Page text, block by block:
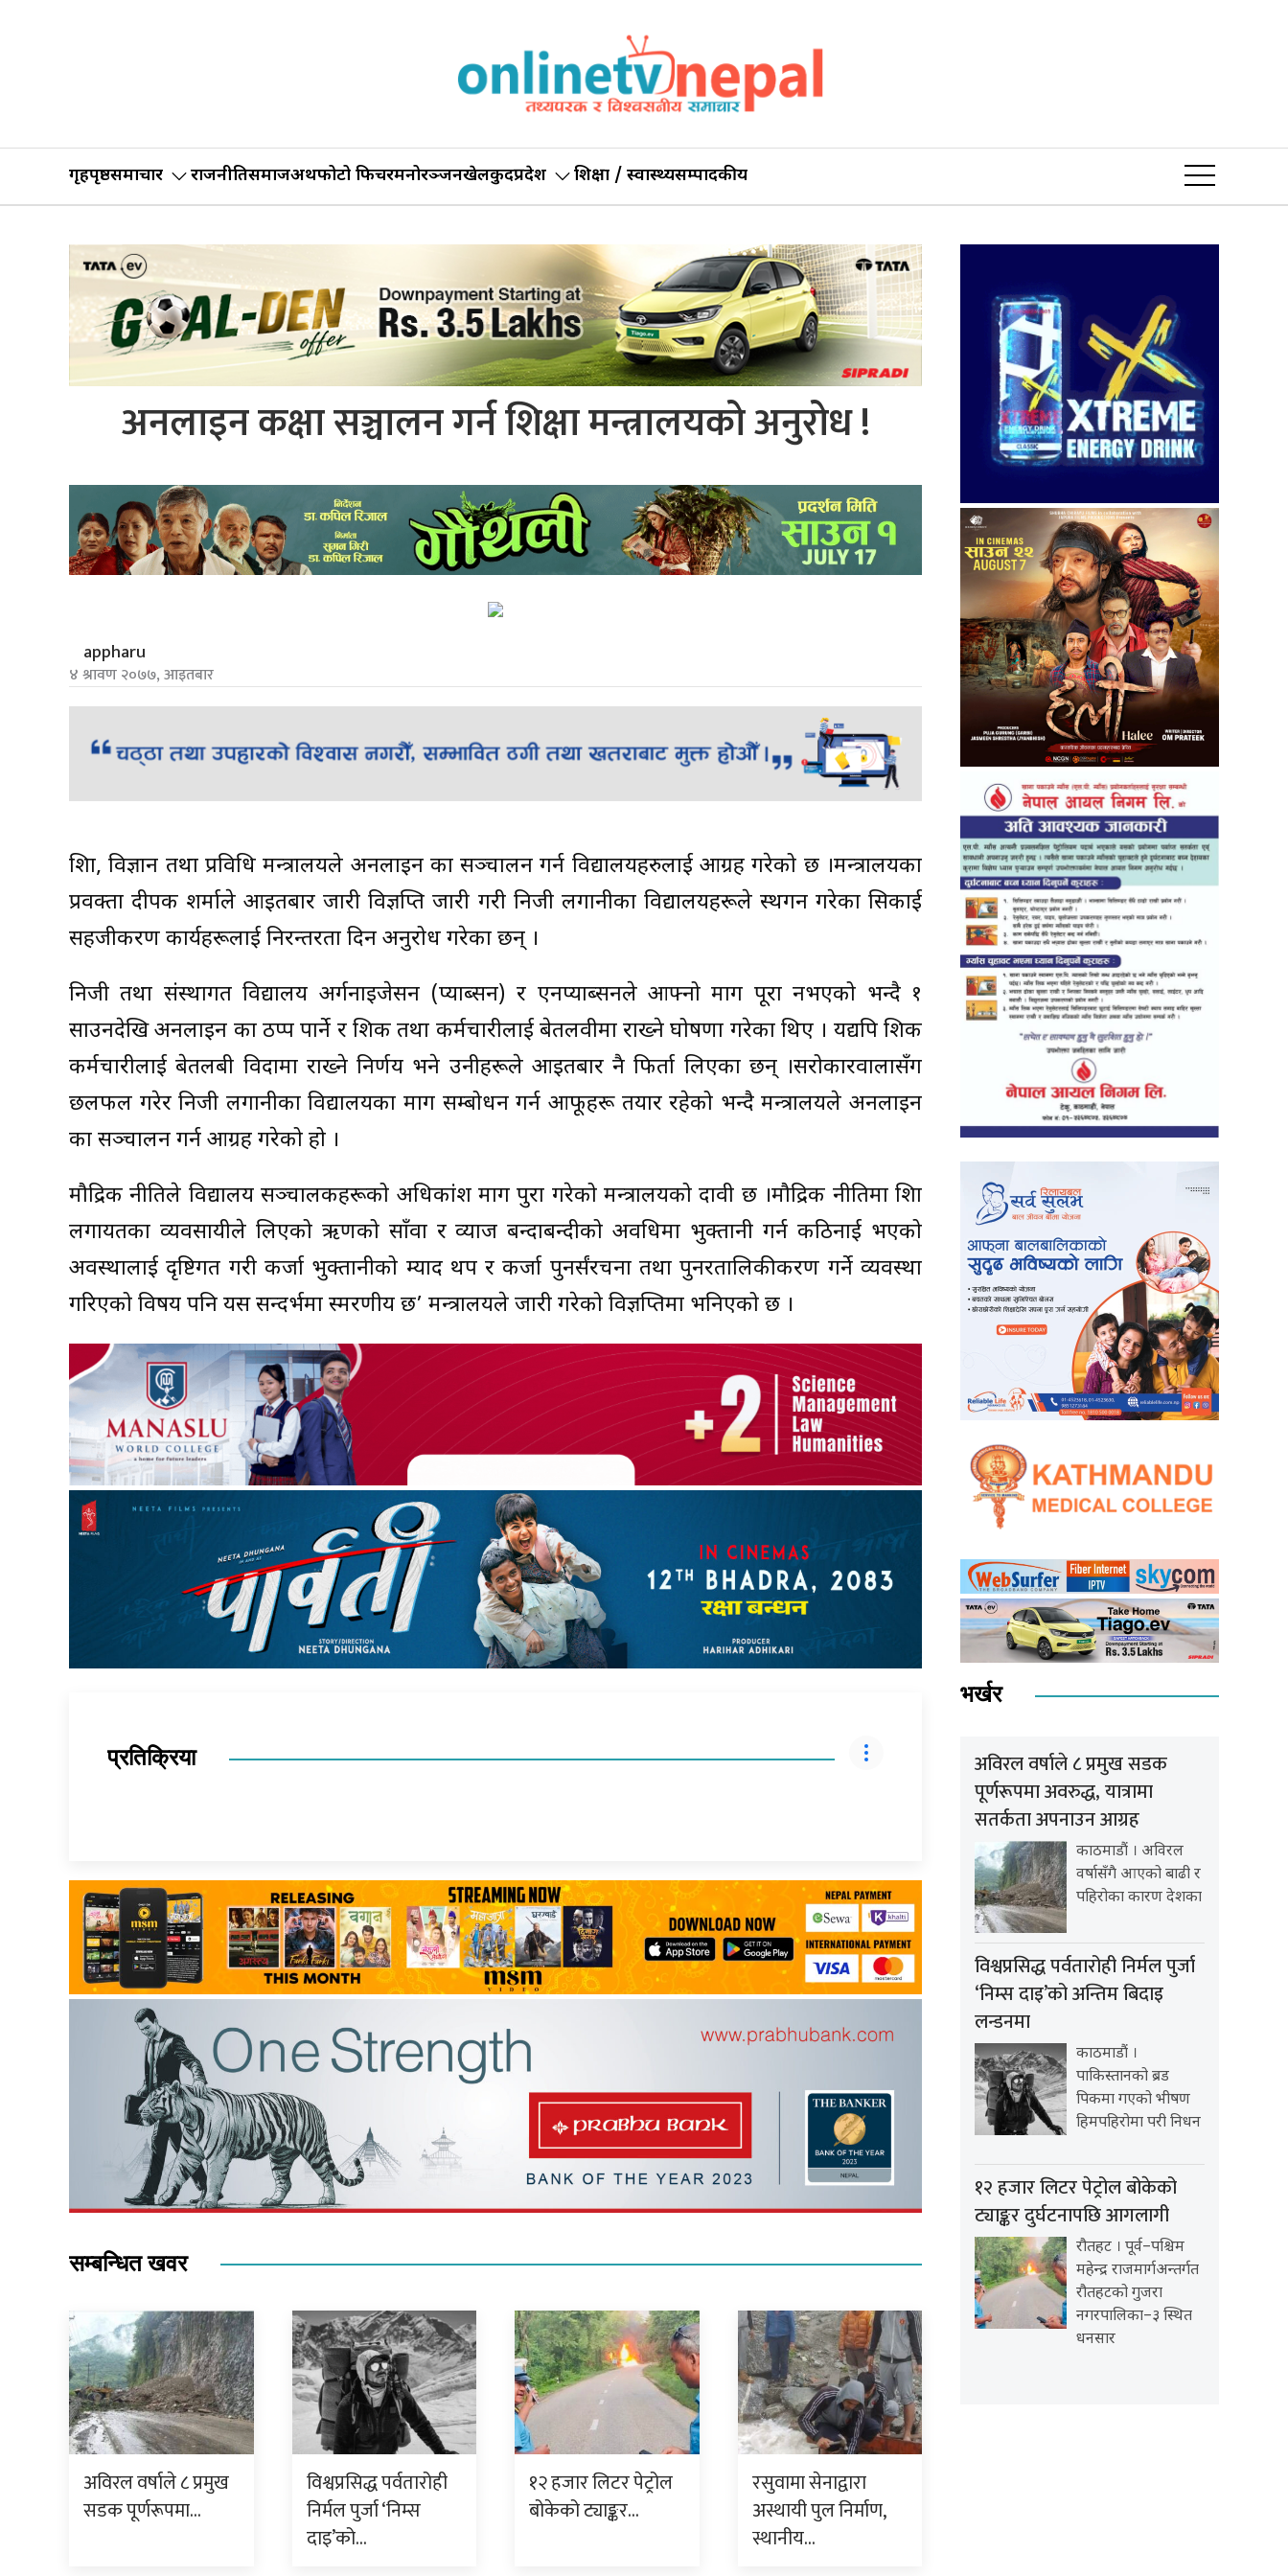
गृहपृष्ठसमाचार राजनीतिसमाजअर्थफोटो फिचरमनोरञ्जनखेलकुदप्रदेश शिक्षा / स्वास्थ्यसम्पादकीय
अनलाइन कक्षा सञ्चालन गर्न शिक्षा मन्त्रालयको अनुरोध !
appharu
४ श्रावण २०७७, आइतबार
शिक्षा, विज्ञान तथा प्रविधि मन्त्रालयले अनलाइन कक्षा सञ्चालन गर्न विद्यालयहरुलाई आग्रह गरेको छ ।मन्त्रालयका
प्रवक्ता दीपक शर्माले आइतबार जारी विज्ञप्ति जारी गरी निजी लगानीका विद्यालयहरूले स्थगन गरेका सिकाई
सहजीकरण कार्यहरूलाई निरन्तरता दिन अनुरोध गरेका छन् ।
निजी तथा संस्थागत विद्यालय अर्गनाइजेसन (प्याब्सन) र एनप्याब्सनले आफ्नो माग पूरा नभएको भन्दै १
साउनदेखि अनलाइन कक्षा ठप्प पार्ने र शिक्षक तथा कर्मचारीलाई बेतलवीमा राख्ने घोषणा गरेका थिए । यद्यपि शिक्षक
कर्मचारीलाई बेतलबी विदामा राख्ने निर्णय भने उनीहरूले आइतबार नै फिर्ता लिएका छन् ।सरोकारवालासँग
छलफल गरेर निजी लगानीका विद्यालयका माग सम्बोधन गर्न आफूहरू तयार रहेको भन्दै मन्त्रालयले अनलाइन
कक्षा सञ्चालन गर्न आग्रह गरेको हो ।
मौद्रिक नीतिले विद्यालय सञ्चालकहरूको अधिकांश माग पुरा गरेको मन्‍त्रालयको दावी छ ।मौद्रिक नीतिमा शिक्षा
लगायतका व्यवसायीले लिएको ऋणको साँवा र व्याज बन्दाबन्दीको अवधिमा भुक्तानी गर्न कठिनाई भएको
अवस्थालाई दृष्टिगत गरी कर्जा भुक्तानीको म्याद थप र कर्जा पुनर्संरचना तथा पुनरतालिकीकरण गर्ने व्यवस्था
गरिएको विषय पनि यस सन्दर्भमा स्मरणीय छ’ मन्त्रालयले जारी गरेको विज्ञप्तिमा भनिएको छ ।
प्रतिक्रिया
सम्बन्धित खवर
अविरल वर्षाले ८ प्रमुख
सडक पूर्णरूपमा…
विश्वप्रसिद्ध पर्वतारोही
निर्मल पुर्जा ‘निम्स
दाइ’को…
१२ हजार लिटर पेट्रोल
बोकेको ट्याङ्कर…
रसुवामा सेनाद्वारा
अस्थायी पुल निर्माण,
स्थानीय…
भर्खर
अविरल वर्षाले ८ प्रमुख सडक
पूर्णरूपमा अवरुद्ध, यात्रामा
सतर्कता अपनाउन आग्रह
काठमाडौं । अविरल
वर्षासँगै आएको बाढी र
पहिरोका कारण देशका
विश्वप्रसिद्ध पर्वतारोही निर्मल पुर्जा
‘निम्स दाइ’को अन्तिम बिदाइ
लन्डनमा
काठमाडौं ।
पाकिस्तानको ब्रड
पिकमा गएको भीषण
हिमपहिरोमा परी निधन
१२ हजार लिटर पेट्रोल बोकेको
ट्याङ्कर दुर्घटनापछि आगलागी
रौतहट । पूर्व–पश्चिम
महेन्द्र राजमार्गअन्तर्गत
रौतहटको गुजरा
नगरपालिका–३ स्थित
धनसार